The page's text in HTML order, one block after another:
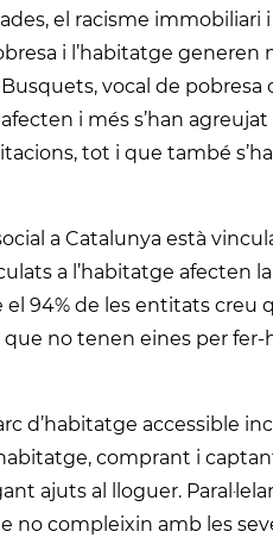
el racisme immobiliari i
i l’habitatge generen
vocal de pobresa
i més s’han agreujat
tot i que també
a Catalunya està
a l’habitatge afecten
el 94% de les entitats creu
no tenen eines per
d’habitatge accessible
comprant i
ajuts al lloguer.
no compleixin amb les